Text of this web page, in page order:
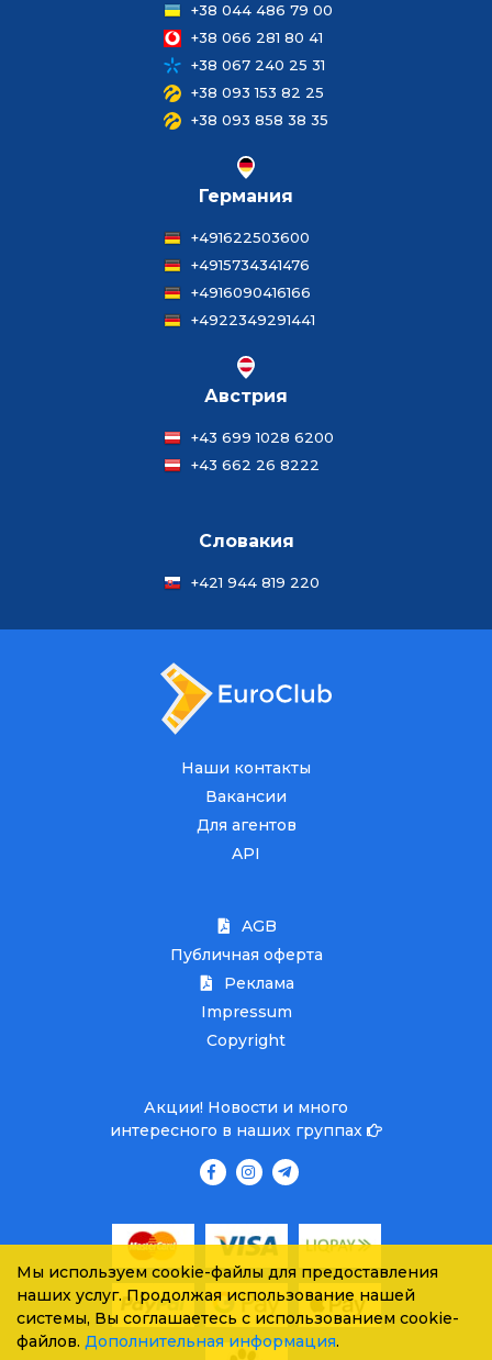
+38 044 486 79 00
+38 066 281 80 41
+38 067 240 25 31
+38 093 153 82 25
+38 093 858 38 35
Германия
+491622503600
+4915734341476
+4916090416166
+4922349291441
Австрия
+43 699 1028 6200
+43 662 26 8222
Словакия
+421 944 819 220
Наши контакты
Вакансии
Для агентов
API
AGB
Публичная оферта
Реклама
Impressum
Copyright
Акции! Новости и много
интересного в наших группах
Мы используем cookie-файлы для предоставления
наших услуг. Продолжая использование нашей
системы, Вы соглашаетесь с использованием cookie-
файлов. Дополнительная информация.